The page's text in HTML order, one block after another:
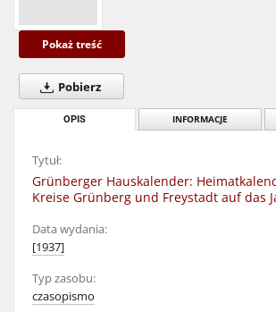
Pokaż treść
Pobierz
OPIS INFORMACJE
Tytuł:
Grünberger Hauskalender:
Kreise Grünberg und Freystadt auf das
Data wydania:
[1937]
Typ zasobu:
czasopismo